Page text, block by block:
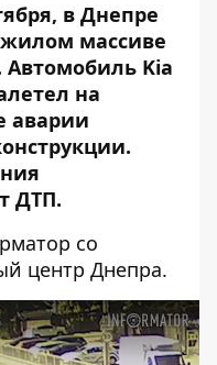
в Днепре
массиве
Автомобиль Kia
на
аварии
ДТП.
со
центр Днепра.